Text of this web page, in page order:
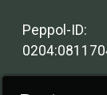
Peppol-ID: